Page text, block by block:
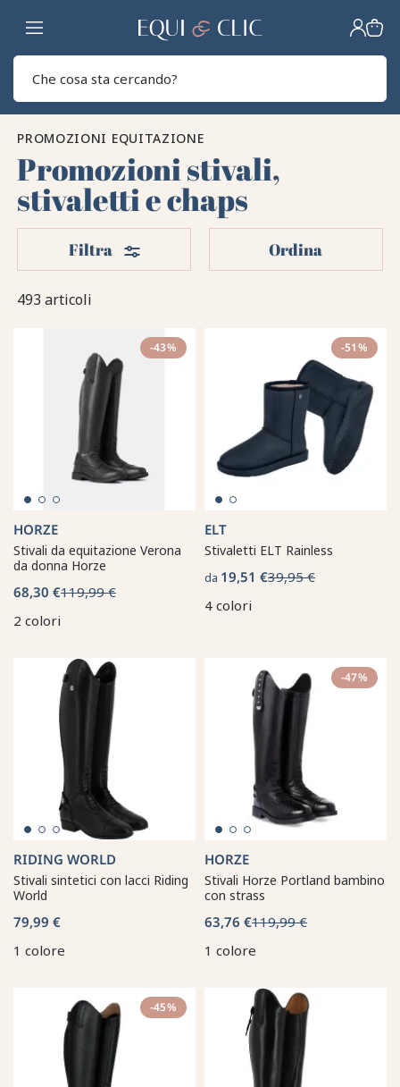
Casa
PROMOZIONI EQUITAZIONE
Promozioni stivali,
stivaletti e chaps
493 articoli
Filtra Filtri Ordina
-43%
HORZE
Stivali da equitazione Verona
da donna Horze
68,30 €119,99 €
2 colori
-51%
ELT
Stivaletti ELT Rainless
da 19,51 €39,95 €
4 colori
RIDING WORLD
Stivali sintetici con lacci Riding
World
79,99 €
1 colore
-47%
HORZE
Stivali Horze Portland bambino
con strass
63,76 €119,99 €
1 colore
-45%